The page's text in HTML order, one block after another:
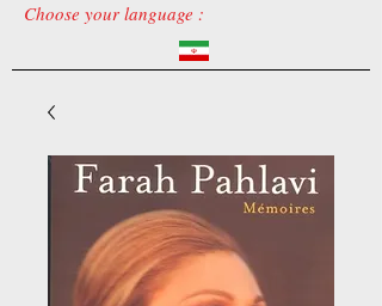
Choose your language :